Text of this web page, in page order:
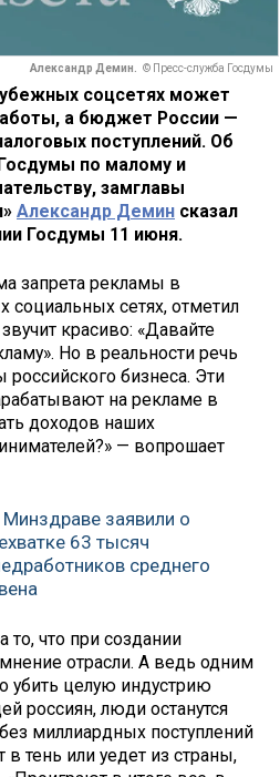
Александр Демин. © Пресс-служба Госдумы
соцсетях может
а бюджет России —
поступлений. Об
по малому и
замглавы
Александр Демин сказал
Госдумы 11 июня.
запрета рекламы в
социальных сетях, отметил
красиво: «Давайте
Но в реальности речь
российского бизнеса. Эти
на рекламе в
доходов наших
— вопрошает
Минздраве заявили о
63 тысяч
среднего
то, что при создании
отрасли. А ведь одним
целую индустрию
россиян, люди останутся
миллиардных поступлений
в тень или уедет из страны,